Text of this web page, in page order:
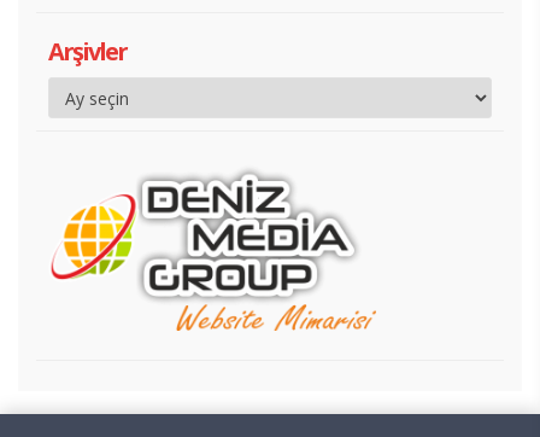
Arşivler